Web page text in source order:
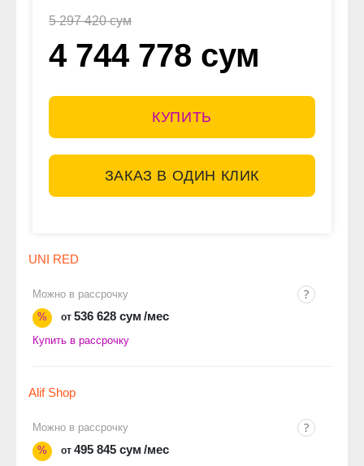
5 297 420 сум
4 744 778 сум
КУПИТЬ
ЗАКАЗ В ОДИН КЛИК
UNI RED
Можно в рассрочку
%
от 536 628 сум /мес
Купить в рассрочку
Alif Shop
Можно в рассрочку
%
от 495 845 сум /мес